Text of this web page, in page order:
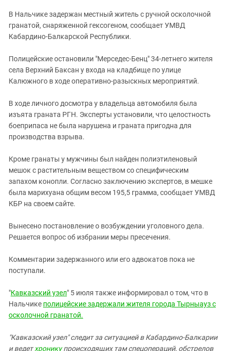
КАВКАЗ ЗА ПАЛЕСТИНУ
ИНАКОМЫСЛИЕ В ЧЕЧНЕ
ПРЕСЛЕДОВАНИЕ АКТИВИСТОВ
Ингушетия
Кабардино-Балкария
Калмыкия
Карачаево-Черкесия
Краснодарский край
Нагорный Карабах
Российская Федерация
Ростовская область
Ставропольский край
Чечня
Южный Кавказ
В Нальчике задержан местный житель с ручной осколочной
гранатой, снаряженной гексогеном, сообщает УМВД
Кабардино-Балкарской Республики.
Полицейские остановили "Мерседес-Бенц" 34-летнего жителя
села Верхний Баксан у входа на кладбище по улице
Калюжного в ходе оперативно-разыскных мероприятий.
В ходе личного досмотра у владельца автомобиля была
изъята граната РГН. Эксперты установили, что целостность
боеприпаса не была нарушена и граната пригодна для
производства взрыва.
Кроме гранаты у мужчины был найден полиэтиленовый
мешок с растительным веществом со специфическим
запахом конопли. Согласно заключению экспертов, в мешке
была марихуана общим весом 195,5 грамма, сообщает УМВД
КБР на своем сайте.
Вынесено постановление о возбуждении уголовного дела.
Решается вопрос об избрании меры пресечения.
Комментарии задержанного или его адвокатов пока не
поступали.
"Кавказский узел" 5 июля также информировал о том, что в
Нальчике полицейские задержали жителя города Тырныауз с
осколочной гранатой.
"Кавказский узел" следит за ситуацией в Кабардино-Балкарии
и ведетхроникупроисходящих там спецопераций, обстрелов